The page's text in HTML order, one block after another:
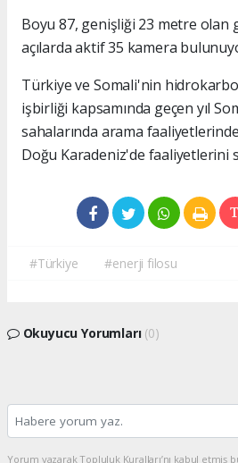
Boyu 87, genişliği 23 metre olan
açılarda aktif 35 kamera
Türkiye ve Somali'nin
işbirliği kapsamında geçen yıl
sahalarında arama
Doğu Karadeniz'de faaliyetlerini
#Türkiye #enerji filosu
Okuyucu Yorumları (0)
Yorum yazarak Topluluk Kuralları’nı kabul etmiş